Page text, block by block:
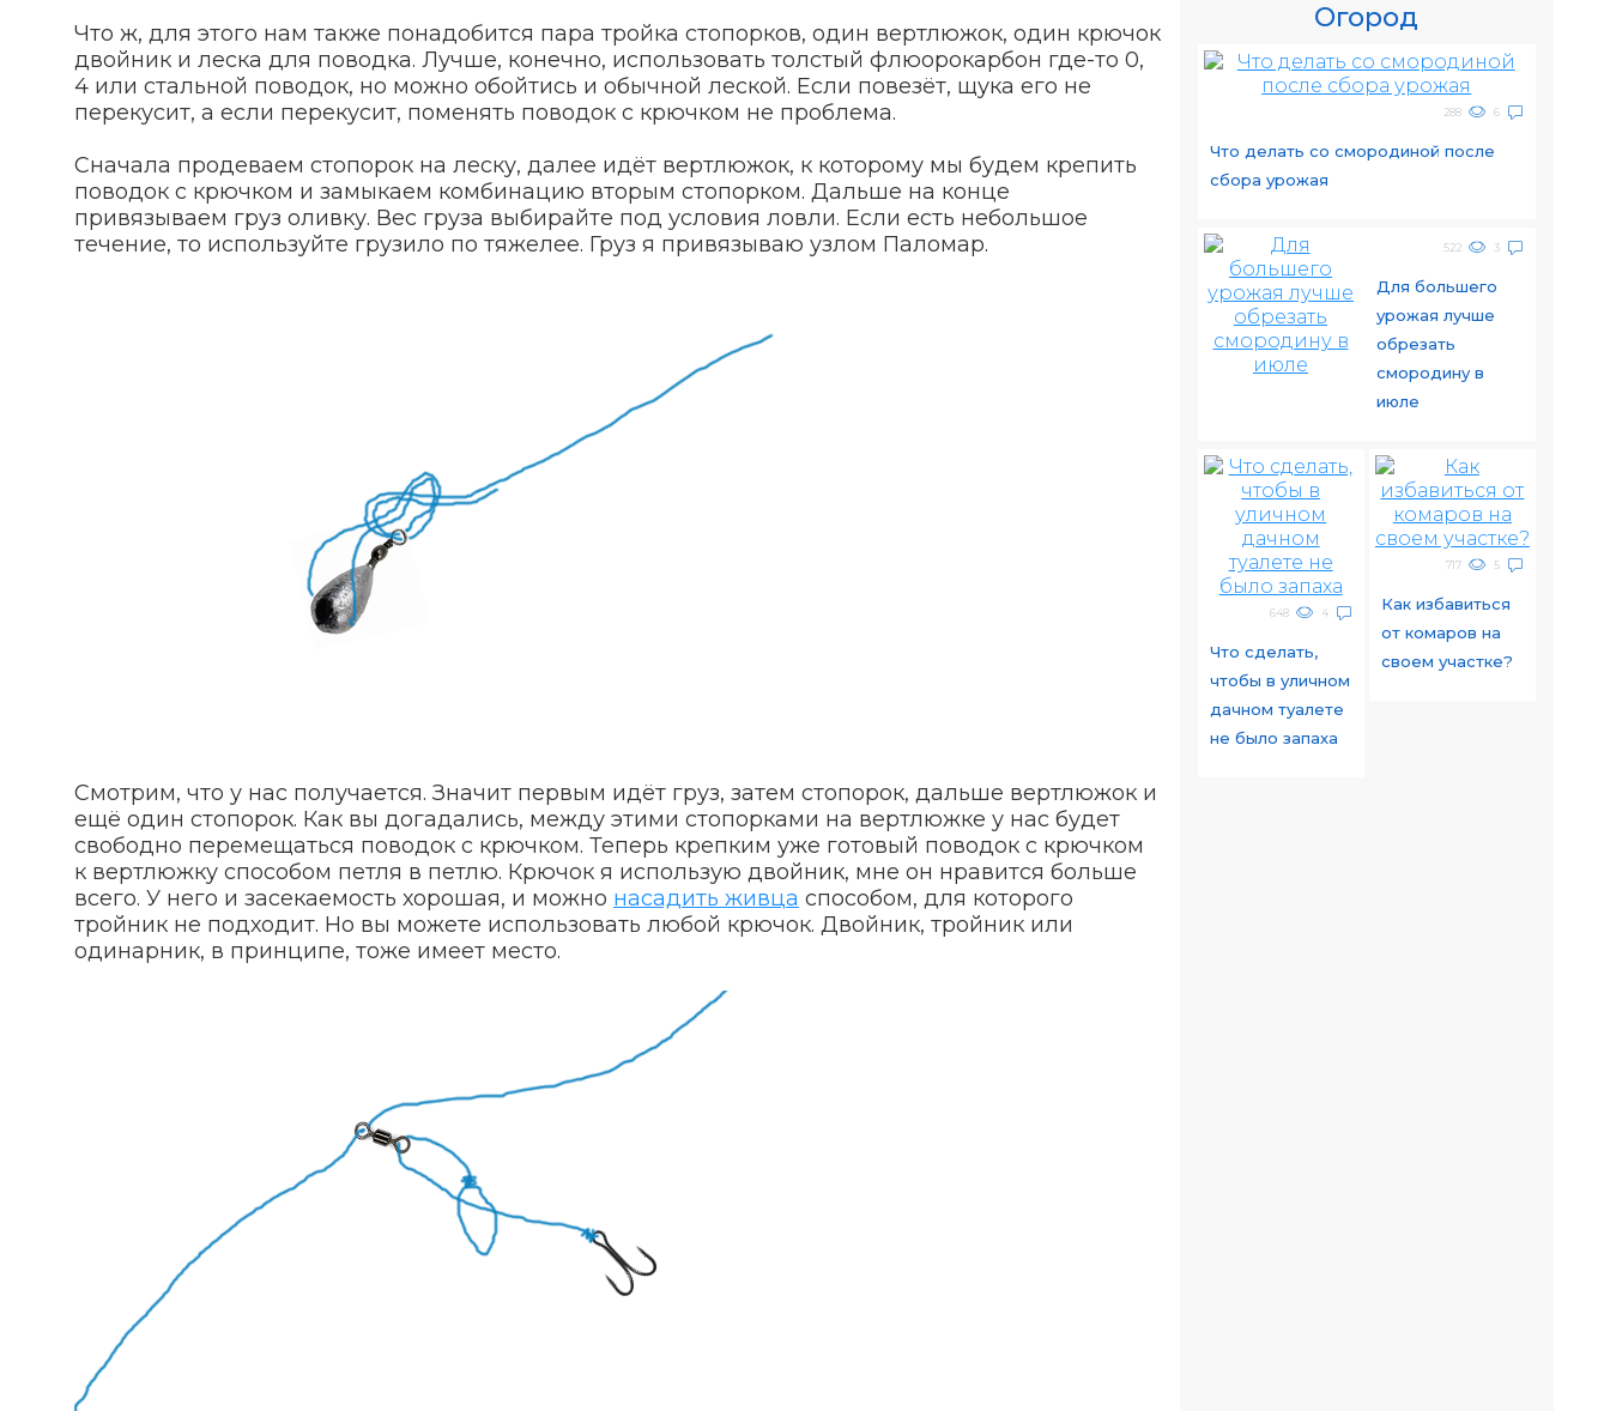
Что ж, для этого нам также понадобится пара тройка стопорков, один вертлюжок, один крючок
двойник и леска для поводка. Лучше, конечно, использовать толстый флюорокарбон где-то 0,
4 или стальной поводок, но можно обойтись и обычной леской. Если повезёт, щука его не
перекусит, а если перекусит, поменять поводок с крючком не проблема.
Сначала продеваем стопорок на леску, далее идёт вертлюжок, к которому мы будем крепить
поводок с крючком и замыкаем комбинацию вторым стопорком. Дальше на конце
привязываем груз оливку. Вес груза выбирайте под условия ловли. Если есть небольшое
течение, то используйте грузило по тяжелее. Груз я привязываю узлом Паломар.
Смотрим, что у нас получается. Значит первым идёт груз, затем стопорок, дальше вертлюжок и
ещё один стопорок. Как вы догадались, между этими стопорками на вертлюжке у нас будет
свободно перемещаться поводок с крючком. Теперь крепким уже готовый поводок с крючком
к вертлюжку способом петля в петлю. Крючок я использую двойник, мне он нравится больше
всего. У него и засекаемость хорошая, и можно насадить живца способом, для которого
тройник не подходит. Но вы можете использовать любой крючок. Двойник, тройник или
одинарник, в принципе, тоже имеет место.
Огород
288 6
Что делать со смородиной после
сбора урожая
522 3
Для большего
урожая лучше
обрезать
смородину в
июле
648 4
Что сделать,
чтобы в уличном
дачном туалете
не было запаха
717 5
Как избавиться
от комаров на
своем участке?